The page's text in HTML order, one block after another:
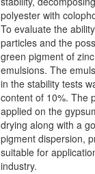
polyester with
To evaluate the
particles and the
green pigment of
emulsions. The
in the stability tests
content of 10%. The
applied on the
drying along with a
pigment dispersion,
suitable for
industry.